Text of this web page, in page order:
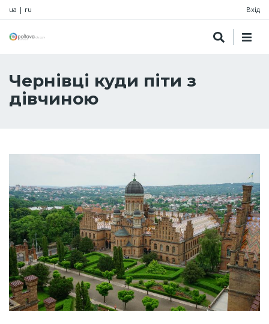
ua | ru Вхід
Чернівці куди піти з
дівчиною